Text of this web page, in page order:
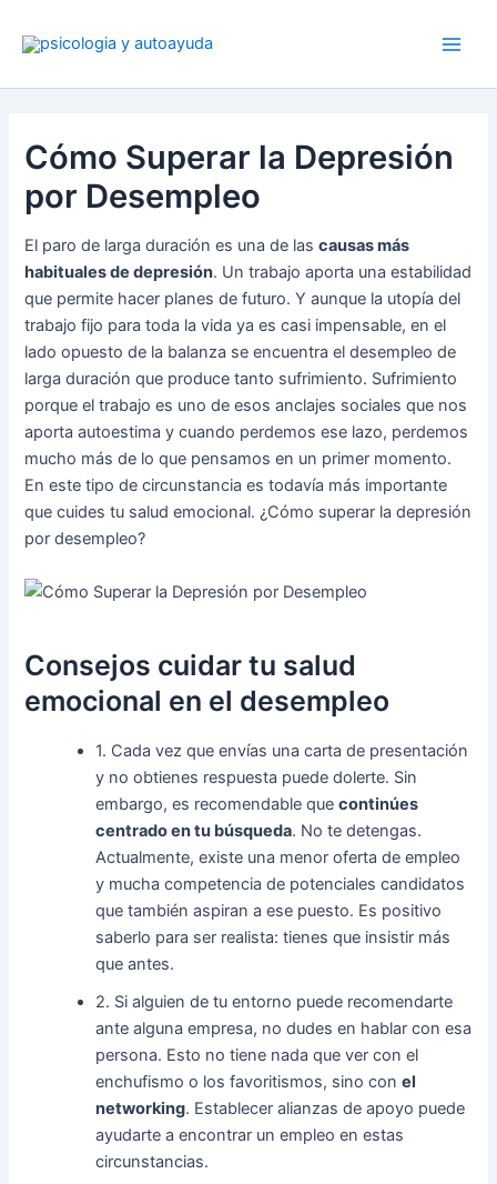
Cómo Superar la Depresión
por Desempleo
El paro de larga duración es una de lascausas más
habituales de depresión. Un trabajo aporta una estabilidad
que permite hacer planes de futuro. Y aunque la utopía del
trabajo fijo para toda la vida ya es casi impensable, en el
lado opuesto de la balanza se encuentra el desempleo de
larga duración que produce tanto sufrimiento. Sufrimiento
porque el trabajo es uno de esos anclajes sociales que nos
aporta autoestima y cuando perdemos ese lazo, perdemos
mucho más de lo que pensamos en un primer momento.
En este tipo de circunstancia es todavía más importante
que cuides tu salud emocional. ¿Cómo superar la depresión
por desempleo?
Consejos cuidar tu salud
emocional en el desempleo
1. Cada vez que envías una carta de presentación
y no obtienes respuesta puede dolerte. Sin
embargo, es recomendable quecontinúes
centrado en tu búsqueda. No te detengas.
Actualmente, existe una menor oferta de empleo
y mucha competencia de potenciales candidatos
que también aspiran a ese puesto. Es positivo
saberlo para ser realista: tienes que insistir más
que antes.
2. Si alguien de tu entorno puede recomendarte
ante alguna empresa, no dudes en hablar con esa
persona. Esto no tiene nada que ver con el
enchufismo o los favoritismos, sino conel
networking. Establecer alianzas de apoyo puede
ayudarte a encontrar un empleo en estas
circunstancias.